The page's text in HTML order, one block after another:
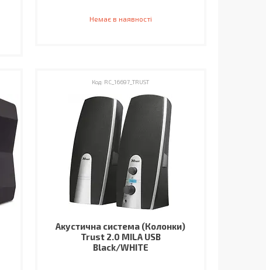
Немає в наявності
RC_16697_TRUST
Акустична система (Колонки)
Trust 2.0 MILA USB
Black/WHITE